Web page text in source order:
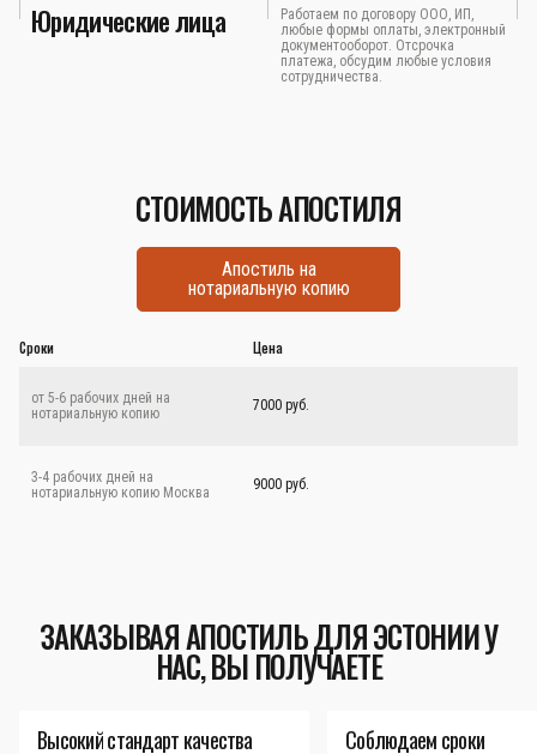
Юридические лица
Работаем по договору ООО, ИП,
любые формы оплаты, электронный
документооборот. Отсрочка
платежа, обсудим любые условия
сотрудничества.
СТОИМОСТЬ АПОСТИЛЯ
Апостиль на
нотариальную копию
Сроки Цена
от 5-6 рабочих дней на
нотариальную копию
7000 руб.
3-4 рабочих дней на
нотариальную копию Москва
9000 руб.
ЗАКАЗЫВАЯ АПОСТИЛЬ ДЛЯ ЭСТОНИИ У
НАС, ВЫ ПОЛУЧАЕТЕ
Высокий стандарт качества Соблюдаем сроки